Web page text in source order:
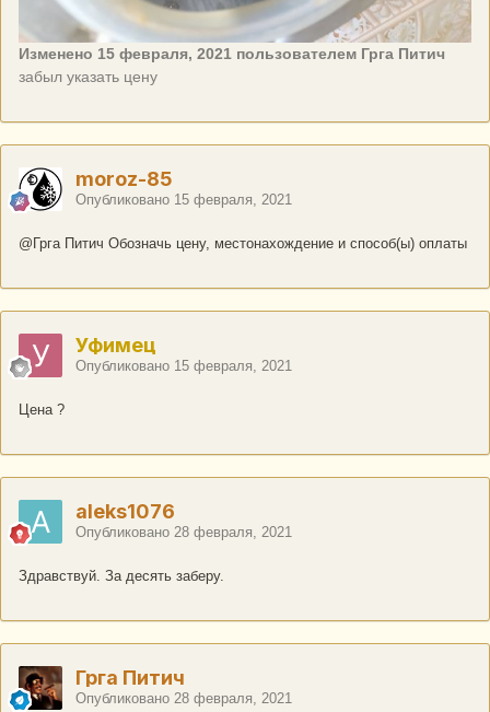
Изменено 15 февраля, 2021 пользователем Грга Питич
забыл указать цену
moroz-85
Опубликовано 15 февраля, 2021
@Грга Питич Обозначь цену, местонахождение и способ(ы) оплаты
Уфимец
Опубликовано 15 февраля, 2021
Цена ?
aleks1076
Опубликовано 28 февраля, 2021
Здравствуй. За десять заберу.
Грга Питич
Опубликовано 28 февраля, 2021